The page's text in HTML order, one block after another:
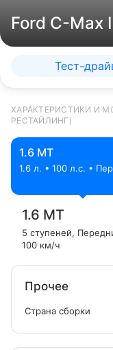
Ford C-Max
Тест-
ХАРАКТЕРИСТИКИ И
РЕСТАЙЛИНГ)
1.6 MT
1.6 л. • 100 л.с. •
1.6 MT
5 ступеней,
100 км/ч
Прочее
Страна сборки